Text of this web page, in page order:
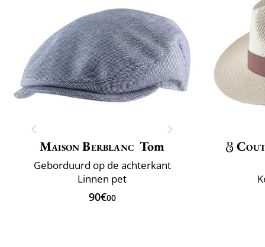
Maison Berblanc Tom
Geborduurd op de achterkant
Linnen pet
90€00